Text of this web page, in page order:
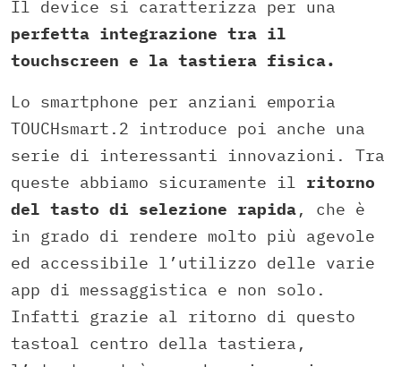
Il device si caratterizza per una
perfetta integrazione tra il
touchscreen e la tastiera fisica.
Lo smartphone per anziani emporia
TOUCHsmart.2 introduce poi anche una
serie di interessanti innovazioni. Tra
queste abbiamo sicuramente il ritorno
del tasto di selezione rapida, che è
in grado di rendere molto più agevole
ed accessibile l’utilizzo delle varie
app di messaggistica e non solo.
Infatti grazie al ritorno di questo
tastoal centro della tastiera,